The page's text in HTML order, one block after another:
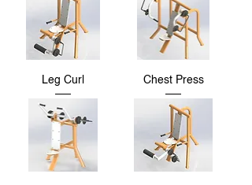
Leg Curl Chest Press